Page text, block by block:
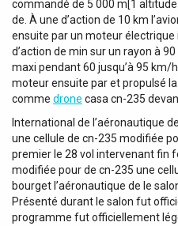
commandé de 5 000 m[1
de. À une d’action de 10 km
ensuite par un moteur électrique
d’action de min sur un rayon à
maxi pendant 60 jusqu’à 95 km/
moteur ensuite par et propulsé la
comme drone casa cn-235
International de l’aéronautique
une cellule de cn-235 modifiée
premier le 28 vol intervenant fin
modifiée pour de cn-235 une
bourget l’aéronautique de le
Présenté durant le salon fut
programme fut officiellement